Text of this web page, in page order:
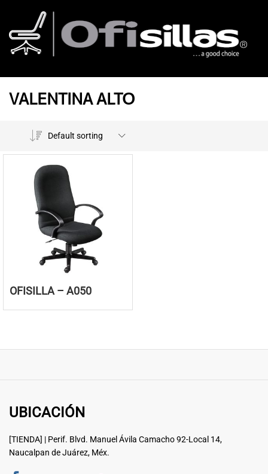
VALENTINA ALTO
Default sorting
OFISILLA – A050
UBICACIÓN
[TIENDA] | Perif. Blvd. Manuel Ávila Camacho 92-Local 14,
Naucalpan de Juárez, Méx.